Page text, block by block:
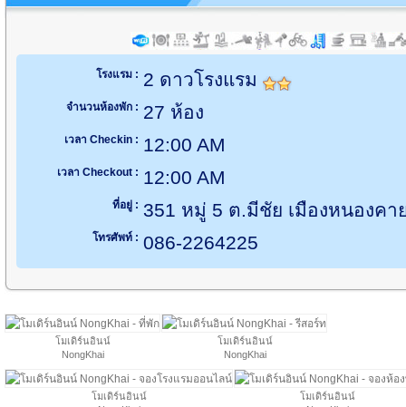
โรงแรม : 2 ดาวโรงแรม
จำนวนห้องพัก : 27 ห้อง
เวลา Checkin : 12:00 AM
เวลา Checkout : 12:00 AM
ที่อยู่ : 351 หมู่ 5 ต.มีชัย เมืองหนองคา
โทรศัพท์ : 086-2264225
โมเดิร์นอินน์
NongKhai
โมเดิร์นอินน์
NongKhai
โมเดิร์นอินน์
โมเดิร์นอินน์